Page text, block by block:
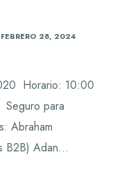
FEBRERO 28, 2024
Horario: 10:00
para
Abraham
B2B) Adan…